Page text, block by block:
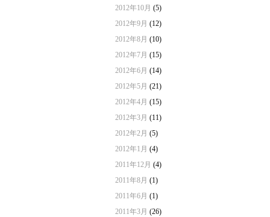
2012年10月 (5)
2012年9月 (12)
2012年8月 (10)
2012年7月 (15)
2012年6月 (14)
2012年5月 (21)
2012年4月 (15)
2012年3月 (11)
2012年2月 (5)
2012年1月 (4)
2011年12月 (4)
2011年8月 (1)
2011年6月 (1)
2011年3月 (26)